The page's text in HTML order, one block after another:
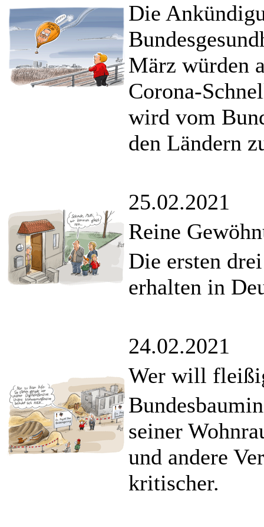
Die
März würden
Corona-
wird vom
den Ländern
25.02.2021
Reine
Die ersten
erhalten in
24.02.2021
Wer will
seiner
und andere
kritischer.